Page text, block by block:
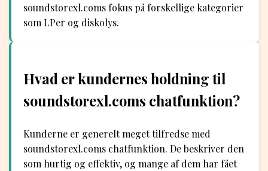
soundstorexl.coms fokus på forskellige kategorier
som LPer og diskolys.
Hvad er kundernes holdning til
soundstorexl.coms chatfunktion?
Kunderne er generelt meget tilfredse med
soundstorexl.coms chatfunktion. De beskriver den
som hurtig og effektiv, og mange af dem har fået